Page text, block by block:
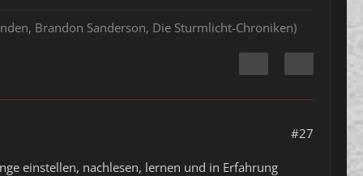
Brandon Sanderson, Die Sturmlicht-Chroniken)
#27
einstellen, nachlesen, lernen und in Erfahrung